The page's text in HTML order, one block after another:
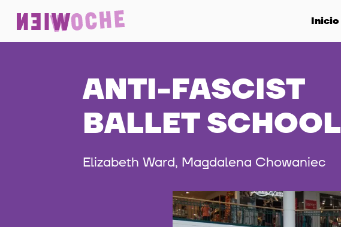
Inicio
ANTI-FASCIST
BALLET SCHOOL
Elizabeth Ward, Magdalena Chowaniec